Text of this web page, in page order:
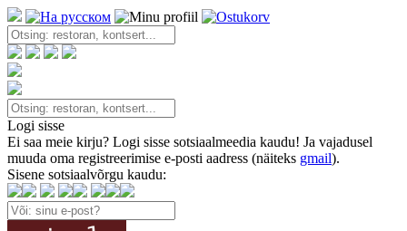
Logi sisse
Ei saa meie kirju? Logi sisse sotsiaalmeedia kaudu! Ja vajadusel
muuda oma registreerimise e-posti aadress (näiteks gmail).
Sisene sotsiaalvõrgu kaudu: